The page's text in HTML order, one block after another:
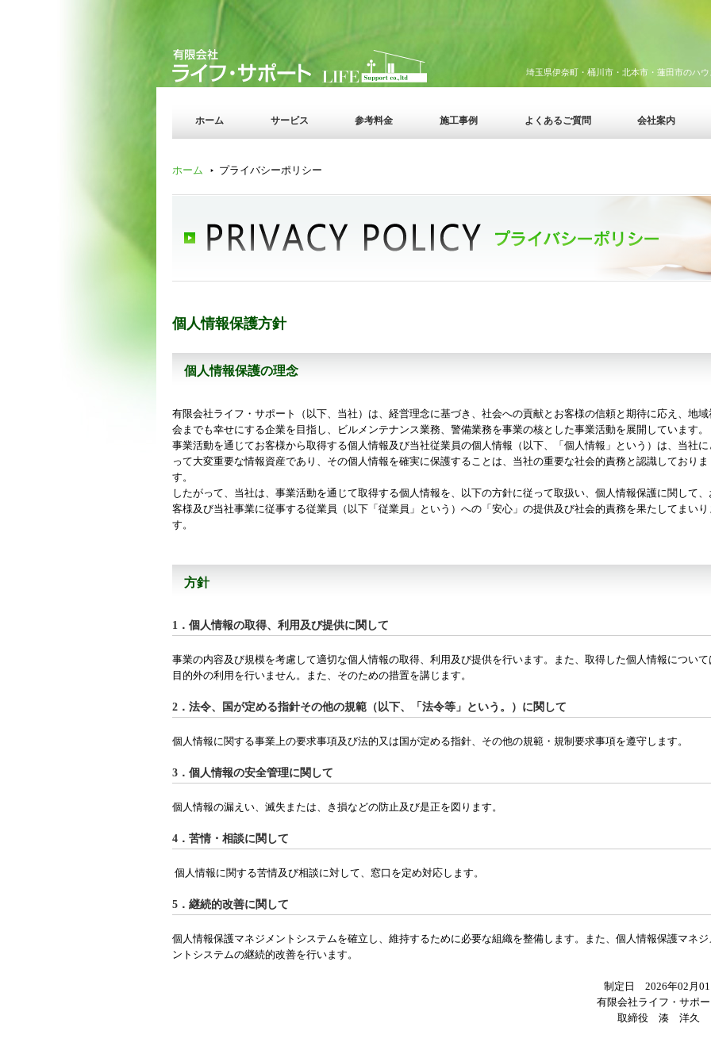
埼玉県伊奈町・桶川市・北本市・蓮田市のハ
ホーム サービス 参考料金 施工事例 よくあるご質問 会社案内
ホーム プライバシーポリシー
個人情報保護方針
個人情報保護の理念
有限会社ライフ・サポート（以下、当社）は、経営理念に基づき、社会への貢献とお客様の信頼と期待に応え、地域
会までも幸せにする企業を目指し、ビルメンテナンス業務、警備業務を事業の核とした事業活動を展開しています。
事業活動を通じてお客様から取得する個人情報及び当社従業員の個人情報（以下、「個人情報」という）は、当社に
って大変重要な情報資産であり、その個人情報を確実に保護することは、当社の重要な社会的責務と認識しておりま
す。
したがって、当社は、事業活動を通じて取得する個人情報を、以下の方針に従って取扱い、個人情報保護に関して、
客様及び当社事業に従事する従業員（以下「従業員」という）への「安心」の提供及び社会的責務を果たしてまいり
す。
方針
1．個人情報の取得、利用及び提供に関して
事業の内容及び規模を考慮して適切な個人情報の取得、利用及び提供を行います。また、取得した個人情報について
目的外の利用を行いません。また、そのための措置を講じます。
2．法令、国が定める指針その他の規範（以下、「法令等」という。）に関して
個人情報に関する事業上の要求事項及び法的又は国が定める指針、その他の規範・規制要求事項を遵守します。
3．個人情報の安全管理に関して
個人情報の漏えい、滅失または、き損などの防止及び是正を図ります。
4．苦情・相談に関して
個人情報に関する苦情及び相談に対して、窓口を定め対応します。
5．継続的改善に関して
個人情報保護マネジメントシステムを確立し、維持するために必要な組織を整備します。また、個人情報保護マネジ
ントシステムの継続的改善を行います。
制定日 2026年02月
有限会社ライフ・サポ
取締役 湊 洋